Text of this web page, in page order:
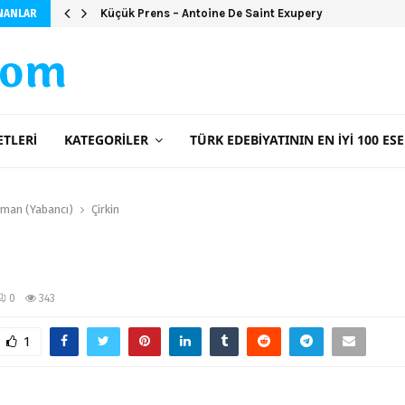
Küçük Prens – Antoine De Saint Exupery
KATEGORILER TÜRK EDEBIYATININ EN İYI 100
(Yabancı) Çirkin
0 343
1